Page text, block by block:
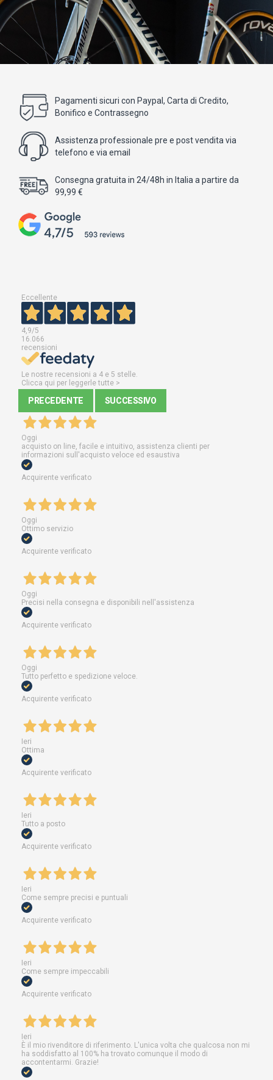
Pagamenti sicuri con Paypal, Carta di Credito,
Bonifico e Contrassegno
Assistenza professionale pre e post vendita via
telefono e via email
Consegna gratuita in 24/48h in Italia a partire da
99,99 €
Eccellente
4,9/5
16.066
recensioni
Le nostre recensioni a 4 e 5 stelle.
Clicca qui per leggerle tutte >
PRECEDENTE SUCCESSIVO
Oggi
acquisto on line, facile e intuitivo, assistenza clienti per
informazioni sull'acquisto veloce ed esaustiva
Acquirente verificato
Oggi
Ottimo servizio
Acquirente verificato
Oggi
Precisi nella consegna e disponibili nell'assistenza
Acquirente verificato
Oggi
Tutto perfetto e spedizione veloce.
Acquirente verificato
Ieri
Ottima
Acquirente verificato
Ieri
Tutto a posto
Acquirente verificato
Ieri
Come sempre precisi e puntuali
Acquirente verificato
Ieri
Come sempre impeccabili
Acquirente verificato
Ieri
È il mio rivenditore di riferimento. L'unica volta che qualcosa non mi
ha soddisfatto al 100% ha trovato comunque il modo di
accontentarmi. Grazie!